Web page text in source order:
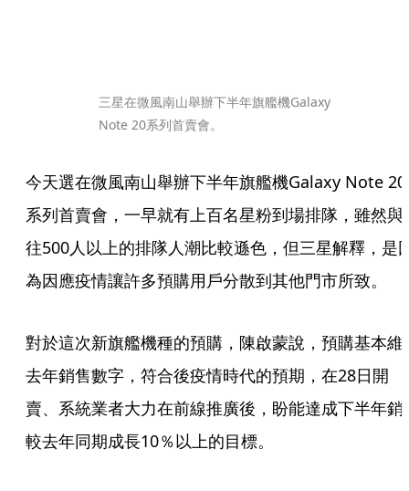
三星在微風南山舉辦下半年旗艦機Galaxy
Note 20系列首賣會。
今天選在微風南山舉辦下半年旗艦機Galaxy Note 20
系列首賣會，一早就有上百名星粉到場排隊，雖然與
往500人以上的排隊人潮比較遜色，但三星解釋，是
為因應疫情讓許多預購用戶分散到其他門市所致。
對於這次新旗艦機種的預購，陳啟蒙說，預購基本維
去年銷售數字，符合後疫情時代的預期，在28日開
賣、系統業者大力在前線推廣後，盼能達成下半年銷
較去年同期成長10％以上的目標。